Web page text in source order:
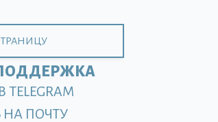
НА ПОЧТУ